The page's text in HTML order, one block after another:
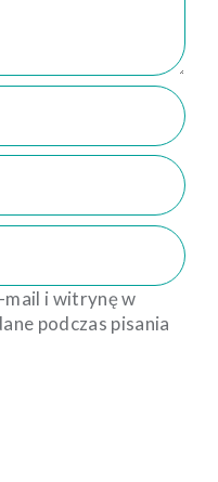
mail i witrynę w
podczas pisania